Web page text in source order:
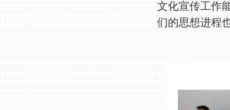
文化宣传工作
们的思想进程